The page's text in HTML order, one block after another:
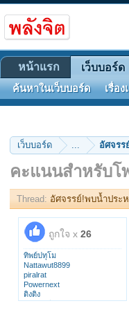
เว็บบอร์ด ... อัศจร
คะแนนสำหรับโ
Thread: อัศจรรย์!พบน้ำประ
ถูกใจ x 26
ทิพย์ปทุโม
Nattawut8899
piralrat
Powernext
ติงติง
เนตรนที
หน้าแรก เว็บบอร์ด
ค้นหาในเว็บบอร์ด เรื่อง